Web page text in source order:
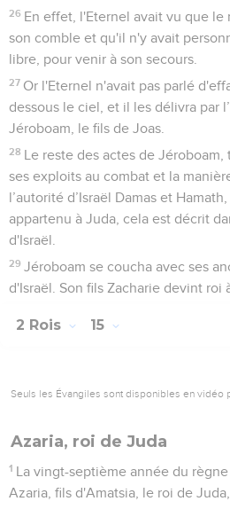
22 Menahem se coucha avec ses
devint roi à sa place.
Pecahia, roi d'Israël
23 La cinquantième année du règne
Pekachia, le fils de Menahem,
régna 2 ans.
24 Il fit ce qui est mal aux yeux de
pas des péchés de Jéroboam, fils
pécher Israël.
le frappa à Samarie, dans une
avec l'aide d'Argob et d’Arié. Il
fit ainsi mourir Pekachia et il devint
27 La cinquante-deuxième année
régna 20 ans.